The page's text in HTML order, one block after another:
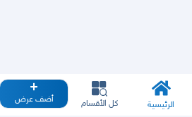
الرئيسية كل الأقسام أضف عرض